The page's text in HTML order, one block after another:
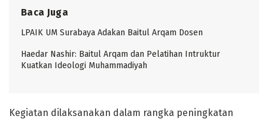
Baca Juga
LPAIK UM Surabaya Adakan Baitul Arqam Dosen
Haedar Nashir: Baitul Arqam dan Pelatihan Intruktur
Kuatkan Ideologi Muhammadiyah
Kegiatan dilaksanakan dalam rangka peningkatan